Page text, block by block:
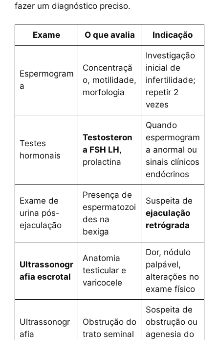
fazer um diagnóstico preciso.
Exame O que avalia Indicação
Espermogram
a
Concentraçã
o, motilidade,
morfologia
Investigação
inicial de
infertilidade;
repetir 2
vezes
Testes
hormonais
Testosteron
a FSH LH,
prolactina
Quando
espermogram
a anormal ou
sinais clínicos
endócrinos
Exame de
urina pós-
ejaculação
Presença de
espermatozoi
des na
bexiga
Suspeita de
ejaculação
retrógrada
Ultrassonogr
afia escrotal
Anatomia
testicular e
varicocele
Dor, nódulo
palpável,
alterações no
exame físico
Ultrassonogr
afia
Obstrução do
trato seminal
Sospeita de
obstrução ou
agenesia do